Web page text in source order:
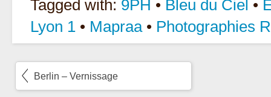
Tagged with: 9PH • Bleu du Ciel •
Lyon 1 • Mapraa• Photographies
Berlin – Vernissage